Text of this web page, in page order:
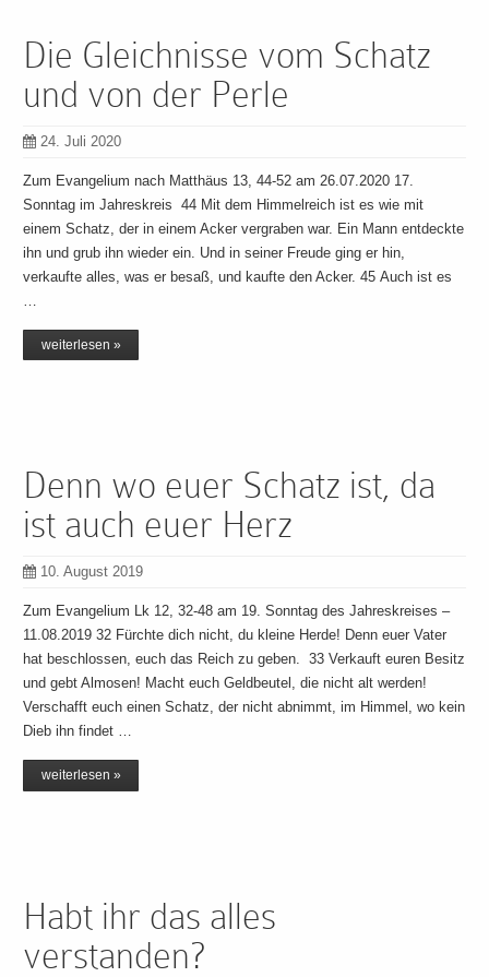
Die Gleichnisse vom Schatz
und von der Perle
24. Juli 2020
Zum Evangelium nach Matthäus 13, 44-52 am 26.07.2020 17.
Sonntag im Jahreskreis 44 Mit dem Himmelreich ist es wie mit
einem Schatz, der in einem Acker vergraben war. Ein Mann entdeckte
ihn und grub ihn wieder ein. Und in seiner Freude ging er hin,
verkaufte alles, was er besaß, und kaufte den Acker. 45 Auch ist es
weiterlesen »
Denn wo euer Schatz ist, da
ist auch euer Herz
10. August 2019
Zum Evangelium Lk 12, 32-48 am 19. Sonntag des Jahreskreises –
11.08.2019 32 Fürchte dich nicht, du kleine Herde! Denn euer Vater
hat beschlossen, euch das Reich zu geben. 33 Verkauft euren Besitz
und gebt Almosen! Macht euch Geldbeutel, die nicht alt werden!
Verschafft euch einen Schatz, der nicht abnimmt, im Himmel, wo kein
Dieb ihn findet …
weiterlesen »
Habt ihr das alles
verstanden?